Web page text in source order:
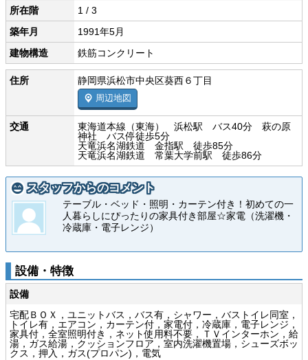
所在階
1 / 3
築年月
1991年5月
建物構造
鉄筋コンクリート
住所 静岡県浜松市中央区葵西６丁目
周辺地図
交通
東海道本線（東海） 浜松駅 バス40分 萩の原
神社 バス停徒歩5分
天竜浜名湖鉄道 金指駅 徒歩85分
天竜浜名湖鉄道 常葉大学前駅 徒歩86分
スタッフからのコメント
テーブル・ベッド・照明・カーテン付き！初めての一
人暮らしにぴったりの家具付き部屋☆家電（洗濯機・
冷蔵庫・電子レンジ）
設備・特徴
設備
宅配ＢＯＸ，ユニットバス，バス有，シャワー，バストイレ同室，
トイレ有，エアコン，カーテン付，家電付，冷蔵庫，電子レンジ，
家具付，全室照明付き，ネット使用料不要，ＴＶインターホン，給
湯，ガス給湯，クッションフロア，室内洗濯機置場，シューズボッ
クス，押入，ガス(プロパン)，電気